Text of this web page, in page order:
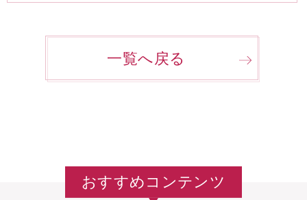
一覧へ戻る
おすすめコンテンツ